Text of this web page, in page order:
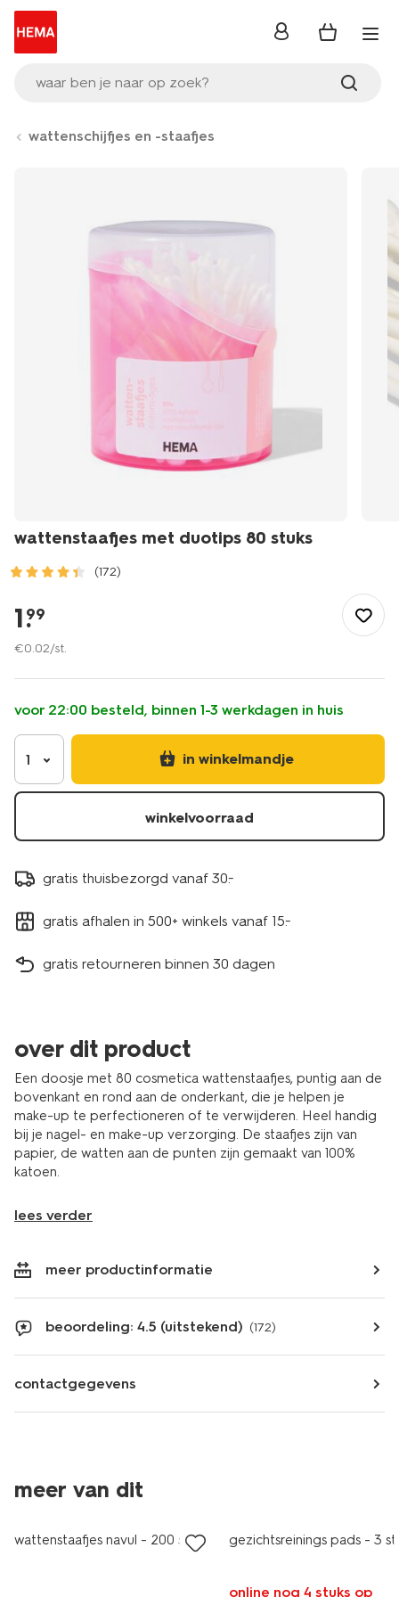
waar ben je naar op zoek?
inloggen
wattenschijfjes en -staafjes
wattenstaafjes met duotips 80 stuks
(172)
gezond/persoonlijke-
verzorging/wattenschijfjes-
staafjes/wattenstaafjes-
duotips-
stuks-
11514164.html
1.
99
€0.02/st.
voor 22:00 besteld, binnen 1-3 werkdagen in huis
1 in winkelmandje
winkelvoorraad
gratis thuisbezorgd vanaf 30.-
gratis afhalen in 500+ winkels vanaf 15.-
gratis retourneren binnen 30 dagen
over dit product
Een doosje met 80 cosmetica wattenstaafjes, puntig aan de
bovenkant en rond aan de onderkant, die je helpen je
make-up te perfectioneren of te verwijderen. Heel handig
bij je nagel- en make-up verzorging. De staafjes zijn van
papier, de watten aan de punten zijn gemaakt van 100%
katoen.
lees verder
meer productinformatie
beoordeling: 4.5 (uitstekend) (172)
contactgegevens
meer van dit
wattenstaafjes navul - 200 stuks gezichtsreinings pads - 3
online nog 4 stuks op